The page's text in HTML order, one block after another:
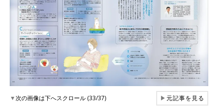
▼次の画像は下へスクロール (33/37) ▶元記事を見る